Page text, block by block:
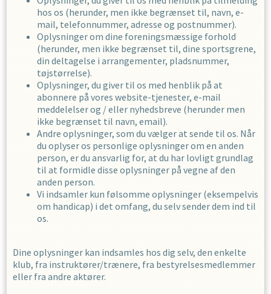
hos os (herunder, men ikke begrænset til, navn, e-
mail, telefonnummer, adresse og postnummer).
Oplysninger om dine foreningsmæssige forhold
(herunder, men ikke begrænset til, dine sportsgrene,
din deltagelse i arrangementer, pladsnummer,
tøjstørrelse).
Oplysninger, du giver til os med henblik på at
abonnere på vores website-tjenester, e-mail
meddelelser og / eller nyhedsbreve (herunder men
ikke begrænset til navn, email).
Andre oplysninger, som du vælger at sende til os. Når
du oplyser os personlige oplysninger om en anden
person, er du ansvarlig for, at du har lovligt grundlag
til at formidle disse oplysninger på vegne af den
anden person.
Vi indsamler kun følsomme oplysninger (eksempelvis
om handicap) i det omfang, du selv sender dem ind til
os.
Dine oplysninger kan indsamles hos dig selv, den enkelte
klub, fra instruktører/trænere, fra bestyrelsesmedlemmer
eller fra andre aktører.